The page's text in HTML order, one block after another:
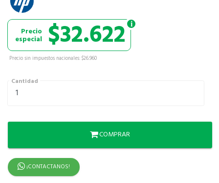
$32.622
Precio
especial
Precio sin impuestos nacionales: $26.960
Cantidad
COMPRAR
¡CONTACTANOS!